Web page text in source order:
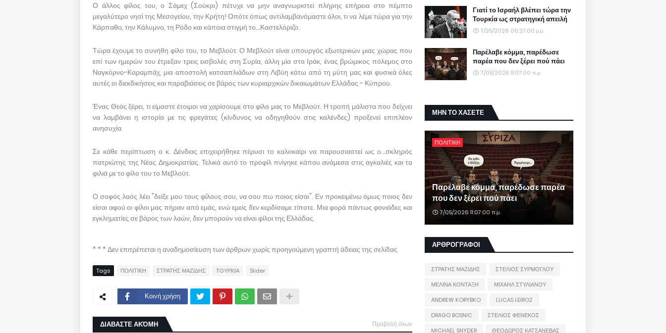
Ο άλλος φίλος του, ο Σάμεχ (Σούκρι) πέτυχε να μην αναγνωριστεί πλήρης επήρεια στο πέμπτο
μεγαλύτερο νησί της Μεσογείου, την Κρήτη! Οπότε όπως αντιλαμβανόμαστε όλοι, τι να λέμε τώρα για την
Κάρπαθο, την Κάλυμνο, τη Ρόδο και κάποια στιγμή το...Καστελόριζο.
Τώρα έχουμε το συνήθη φίλο του, το Μεβλούτ. Ο Μεβλούτ είναι υπουργός εξωτερικών μιας χώρας που
επί των ημερών του έτρεξαν τρεις εισβολές στη Συρία, άλλη μία στο Ιράκ, ένας βρώμικος πόλεμος στο
Ναγκόρνο-Καραμπάχ, μια αποστολή κατσαπλιάδων στη Λιβύη κάτω από τη μύτη μας και φυσικά όλες
αυτές οι διεκδικήσεις και παραβιάσεις σε βάρος των κυριαρχικών δικαιωμάτων Ελλάδας - Κύπρου.
Ένας Θεός ξέρει, τι είμαστε έτοιμοι να χαρίσουμε στο φίλο μας το Μεβλούτ. Η τροπή μάλιστα που δείχνει
να λαμβάνει η ιστορία με τις φρεγάτες (κίνδυνος να οδηγηθούν στις καλένδες) προξενεί επιπλέον
ανησυχία.
Σε κάθε περίπτωση ο κ. Δένδιας επιχειρήθηκε πέρυσι το καλοκαίρι να παρουσιαστεί ως ο...σκληρός
πατριώτης της Νέας Δημοκρατίας. Τελικά αυτό το προφίλ πνίγηκε κάπου ανάμεσα στις αγκαλιές και τα
φιλιά με το φίλο του το Μεβλούτ.
Ο σοφός λαός λέει "δείξε μου τους φίλους σου, να σου πω ποιος είσαι". Εν προκειμένω όμως ποιος δεν
είσαι αφού οι φίλοι μας πήραν από εμάς, ενώ εμείς δεν κερδίσαμε τίποτε. Μια φορά πάντως φονιάδες και
εγκληματίες σε βάρος των λαών, δεν μπορούν να είναι φίλοι της Ελλάδας.
* * * Δεν επιτρέπεται η αναδημοσίευση των άρθρων χωρίς προηγούμενη γραπτή άδειας της σελίδας
Tags ΠΟΛΙΤΙΚΗ ΣΤΡΑΤΗΣ ΜΑΖΙΔΗΣ ΤΟΥΡΚΙΑ Slider
Κοινή χρήση
ΔΙΑΒΑΣΤΕ ΑΚΌΜΗ Προβολή όλων
Γιατί το Ισραήλ βλέπει τώρα την
Τουρκία ως στρατηγική απειλή
7/25/2026 06:27:00 μ.μ.
Παρέλαβε κόμμα, παρέδωσε
παρέα που δεν ξέρει πού πάει
7/05/2026 11:07:00 π.μ.
ΜΗΝ ΤΟ ΧΑΣΕΤΕ
ΠΟΛΙΤΙΚΗ
Παρέλαβε κόμμα, παρέδωσε παρέα
που δεν ξέρει πού πάει
7/05/2026 11:07:00 π.μ.
ΑΡΘΡΟΓΡΑΦΟΙ
ΣΤΡΑΤΗΣ ΜΑΖΙΔΗΣ
ΣΤΕΛΙΟΣ ΣΥΡΜΟΓΛΟΥ
ΜΕΛΙΝΑ ΚΟΝΤΑΞΗ
ΜΙΧΑΗΛ ΣΤΥΛΙΑΝΟΥ
ANDREW KORYBKO
LUCAS LEIROZ
DRAGO BOSNIC
ΣΤΕΛΙΟΣ ΦΕΝΕΚΟΣ
MICHAEL SNYDER
ΘΕΟΔΩΡΟΣ ΚΑΤΣΑΝΕΒΑΣ